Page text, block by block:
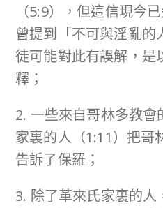
（5:9），但這信現今
曾提到「不可與淫亂的
徒可能對此有誤解，是
釋；
2. 一些來自哥林多教
家裏的人（1:11）把哥
告訴了保羅；
3. 除了革來氏家裏的